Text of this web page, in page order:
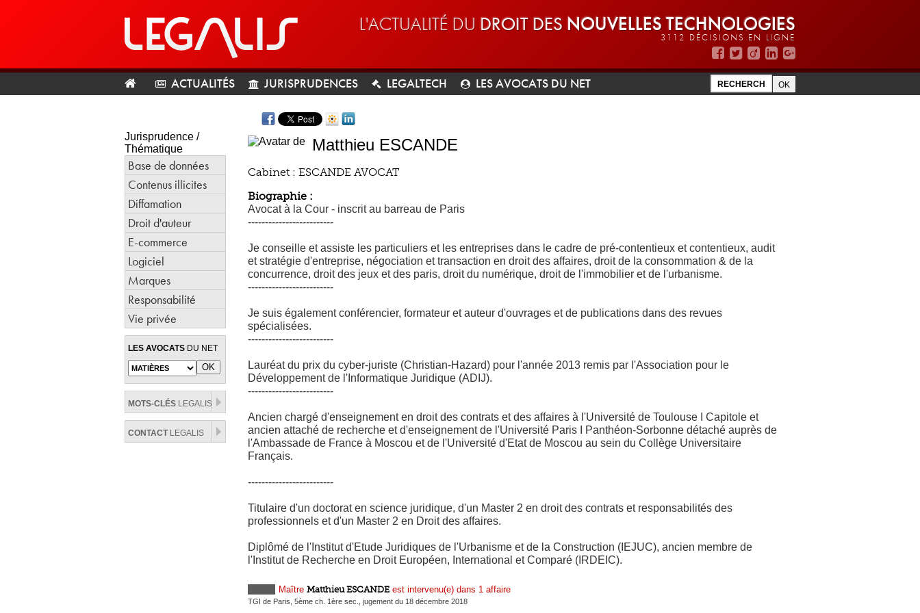
L'ACTUALITÉ DU DROIT DES NOUVELLES TECHNOLOGIES
3112 DÉCISIONS EN LIGNE
ACTUALITÉS JURISPRUDENCES LEGALTECH LES AVOCATS DU NET
Jurisprudence /
Thématique
Base de données
Contenus illicites
Diffamation
Droit d'auteur
E-commerce
Logiciel
Marques
Responsabilité
Vie privée
LES AVOCATS DU NET
MOTS-CLÉS LEGALIS
CONTACTLEGALIS
Matthieu ESCANDE
Cabinet : ESCANDE AVOCAT
Biographie :
Avocat à la Cour - inscrit au barreau de Paris
-------------------------
Je conseille et assiste les particuliers et les entreprises dans le cadre de pré-contentieux et contentieux, audit
et stratégie d'entreprise, négociation et transaction en droit des affaires, droit de la consommation & de la
concurrence, droit des jeux et des paris, droit du numérique, droit de l'immobilier et de l'urbanisme.
-------------------------
Je suis également conférencier, formateur et auteur d'ouvrages et de publications dans des revues
spécialisées.
-------------------------
Lauréat du prix du cyber-juriste (Christian-Hazard) pour l'année 2013 remis par l'Association pour le
Développement de l'Informatique Juridique (ADIJ).
-------------------------
Ancien chargé d'enseignement en droit des contrats et des affaires à l'Université de Toulouse I Capitole et
ancien attaché de recherche et d'enseignement de l'Université Paris I Panthéon-Sorbonne détaché auprès de
l'Ambassade de France à Moscou et de l'Université d'Etat de Moscou au sein du Collège Universitaire
Français.
-------------------------
Titulaire d'un doctorat en science juridique, d'un Master 2 en droit des contrats et responsabilités des
professionnels et d'un Master 2 en Droit des affaires.
Diplômé de l'Institut d'Etude Juridiques de l'Urbanisme et de la Construction (IEJUC), ancien membre de
l'Institut de Recherche en Droit Européen, International et Comparé (IRDEIC).
Maître Matthieu ESCANDE est intervenu(e) dans 1 affaire
TGI de Paris, 5ème ch. 1ère sec., jugement du 18 décembre 2018